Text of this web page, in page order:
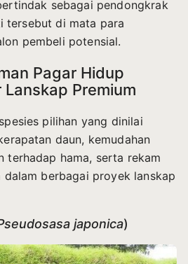
sebagai pendongkrak
tersebut di mata para
pembeli potensial.
Pagar Hidup
Premium
pilihan yang dinilai
daun, kemudahan
terhadap hama, serta rekam
dalam berbagai proyek lanskap
japonica)